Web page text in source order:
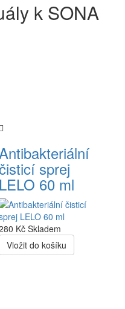
k SONA
sprej
LELO 60 ml
KčSkladem
Vložit do košíku